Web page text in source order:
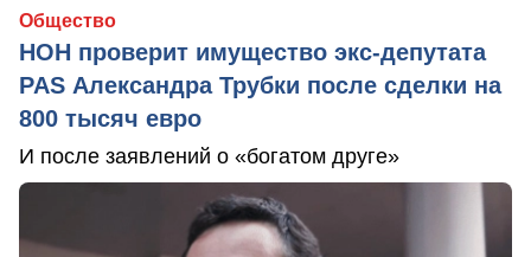
Общество
НОН проверит имущество экс-депутата
PAS Александра Трубки после сделки на
800 тысяч евро
И после заявлений о «богатом друге»